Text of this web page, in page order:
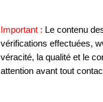
Important : Le contenu
vérifications effectuées,
véracité, la qualité et le
attention avant tout